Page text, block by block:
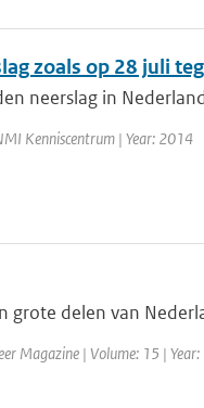
zoals op 28 juli
neerslag in
Kenniscentrum | Year: 2014
grote delen van
Magazine | Volume: 15 |